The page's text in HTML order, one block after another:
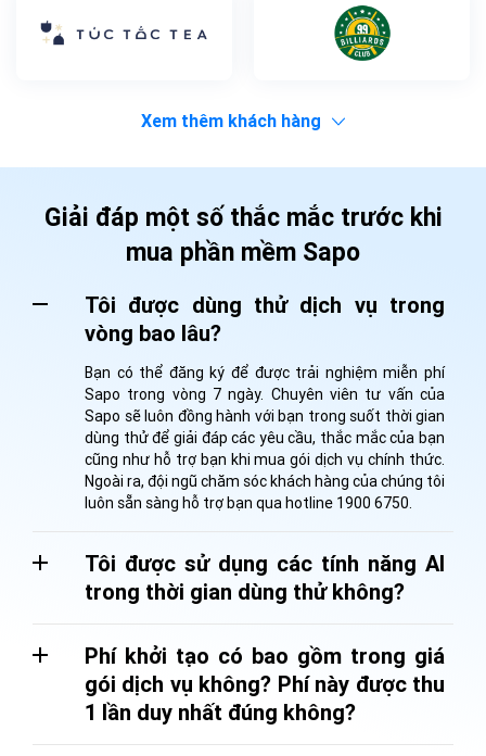
Xem thêm khách hàng
Giải đáp một số thắc mắc trước khi
mua phần mềm Sapo
Tôi được dùng thử dịch vụ trong
vòng bao lâu?
Bạn có thể đăng ký để được trải nghiệm miễn phí
Sapo trong vòng 7 ngày. Chuyên viên tư vấn của
Sapo sẽ luôn đồng hành với bạn trong suốt thời gian
dùng thử để giải đáp các yêu cầu, thắc mắc của bạn
cũng như hỗ trợ bạn khi mua gói dịch vụ chính thức.
Ngoài ra, đội ngũ chăm sóc khách hàng của chúng tôi
luôn sẵn sàng hỗ trợ bạn qua hotline 1900 6750.
Tôi được sử dụng các tính năng AI
trong thời gian dùng thử không?
Phí khởi tạo có bao gồm trong giá
gói dịch vụ không? Phí này được thu
1 lần duy nhất đúng không?